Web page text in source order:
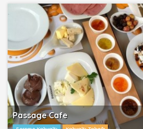
Passage Cafe